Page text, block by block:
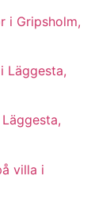
i Gripsholm,
Läggesta,
villa i